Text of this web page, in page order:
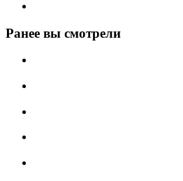
Ранее вы смотрели